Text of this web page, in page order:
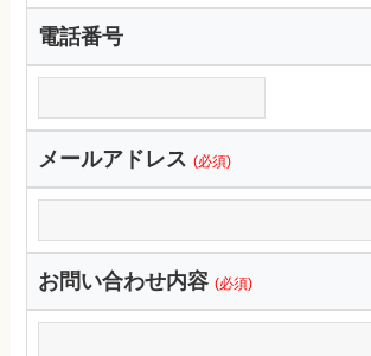
電話番号
メールアドレス (必須)
お問い合わせ内容 (必須)